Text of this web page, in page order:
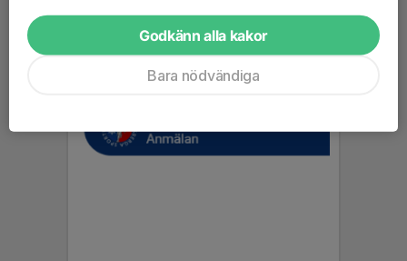
Godkänn alla kakor
Bara nödvändiga